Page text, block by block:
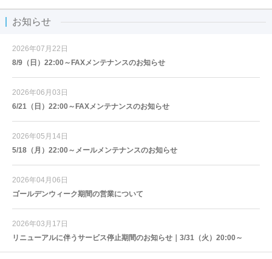
お知らせ
2026年07月22日
8/9（日）22:00～FAXメンテナンスのお知らせ
2026年06月03日
6/21（日）22:00～FAXメンテナンスのお知らせ
2026年05月14日
5/18（月）22:00～メールメンテナンスのお知らせ
2026年04月06日
ゴールデンウィーク期間の営業について
2026年03月17日
リニューアルに伴うサービス停止期間のお知らせ｜3/31（火）20:00～